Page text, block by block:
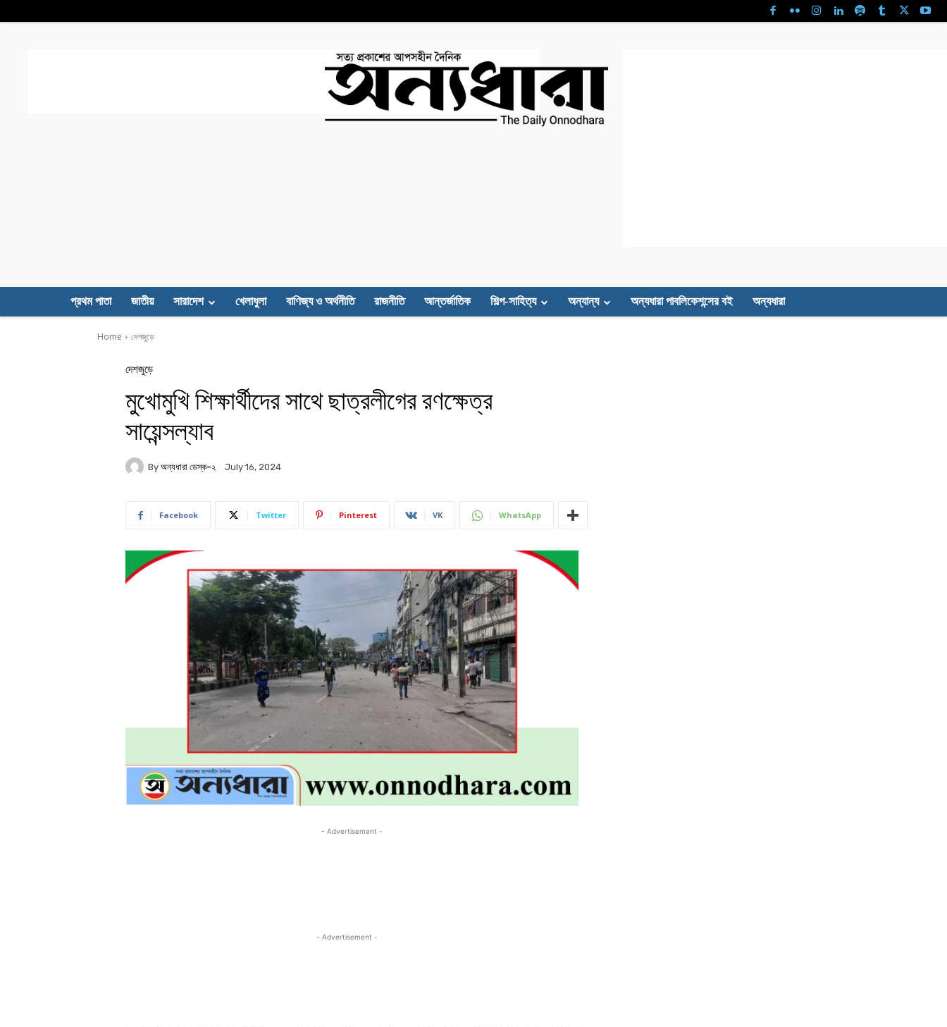
প্রথম পাতা জাতীয় সারাদেশ খেলাধুলা বাণিজ্য ও অর্থনীতি রাজনীতি আন্তর্জাতিক শিল্প-সাহিত্য অন্যান্য অন্যধারা পাবলিকেশন্সের বই অন্যধারা
Home দেশজুড়ে
দেশজুড়ে
মুখোমুখি শিক্ষার্থীদের সাথে ছাত্রলীগের রণক্ষেত্র
সায়েন্সল্যাব
By অন্যধারা ডেস্ক-২ July 16, 2024
Facebook Twitter Pinterest VK WhatsApp
- Advertisement -
- Advertisement -